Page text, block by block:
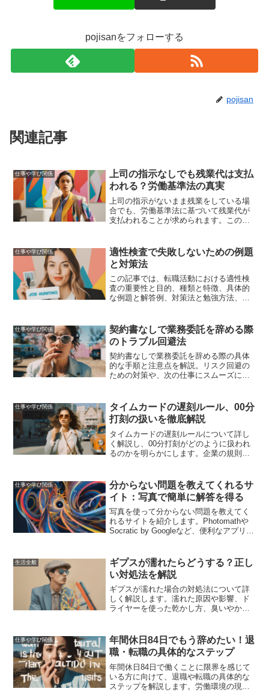
pojisanをフォローする
pojisan
関連記事
仕事や学び関係
上司の指示なしでも残業代は支払
われる？労働基準法の真実
上司の指示がないまま残業をしている場
合でも、労働基準法に基づいて残業代が
支払われることが求められます。この記
重要性について解説します。
仕事や学び関係
適性検査で失敗しないための例題
と対策法
この記事では、転職活動における適性検
査の重要性と目的、種類と特徴、具体的
な例題と解答例、対策法と勉強方法、よ
詳しく解説しました。
仕事や学び関係
契約書なしで業務委託を辞める際
のトラブル回避法
契約書なしで業務委託を辞める際の具体
的な手順と注意点を解説。リスク回避の
ための対策や、次の仕事にスムーズに移
仕事や学び関係
タイムカードの遅刻ルール、00分
打刻の扱いを徹底解説
タイムカードの遅刻ルールについて詳し
く解説し、00分打刻がどのように扱われ
るのかを明らかにします。企業の規則や
供します。
仕事や学び関係
分からない問題を教えてくれるサ
イト：写真で簡単に解答を得る
写真を使って分からない問題を教えてく
れるサイトを紹介します。Photomathや
Socratic by Googleなど、便利なアプリを
生活全般
ギプスが濡れたらどうする？正し
い対処法を解説
ギプスが濡れた場合の対処法について詳
しく解説します。濡れた原因や影響、ド
ライヤーを使った乾かし方、臭いやかゆ
紹介します。
仕事や学び関係
年間休日84日でもう辞めたい！退
職・転職の具体的なステップ
年間休日84日で働くことに限界を感じて
いる方に向けて、退職や転職の具体的な
ステップを解説します。労働環境の現